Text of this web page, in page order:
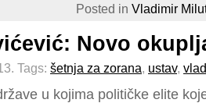
Posted in Vladimir
Novo
Tags: šetnja za zorana, ustav,
u kojima političke elite